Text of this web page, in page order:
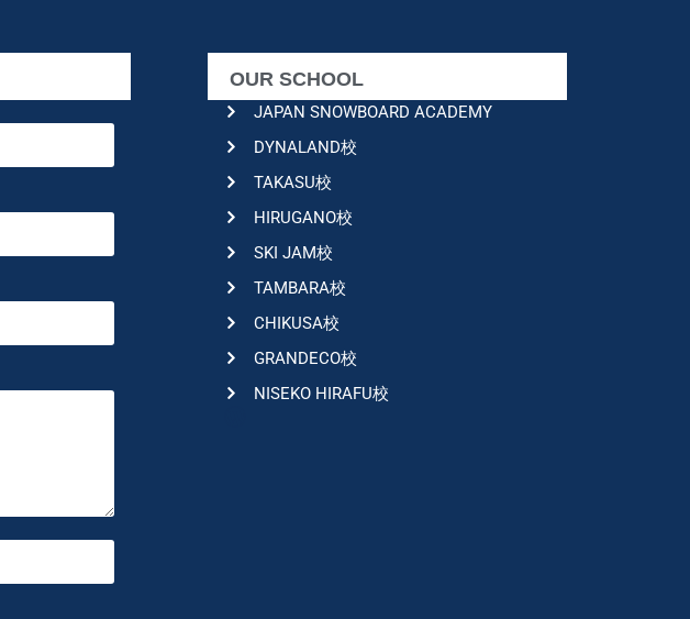
OUR SCHOOL
JAPAN SNOWBOARD ACADEMY
DYNALAND校
TAKASU校
HIRUGANO校
SKI JAM校
TAMBARA校
CHIKUSA校
GRANDECO校
NISEKO HIRAFU校